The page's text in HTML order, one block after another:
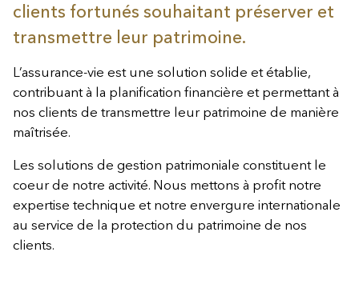
clients fortunés souhaitant préserver et
transmettre leur patrimoine.
L’assurance-vie est une solution solide et établie,
contribuant à la planification financière et permettant à
nos clients de transmettre leur patrimoine de manière
maîtrisée.
Les solutions de gestion patrimoniale constituent le
coeur de notre activité. Nous mettons à profit notre
expertise technique et notre envergure internationale
au service de la protection du patrimoine de nos
clients.